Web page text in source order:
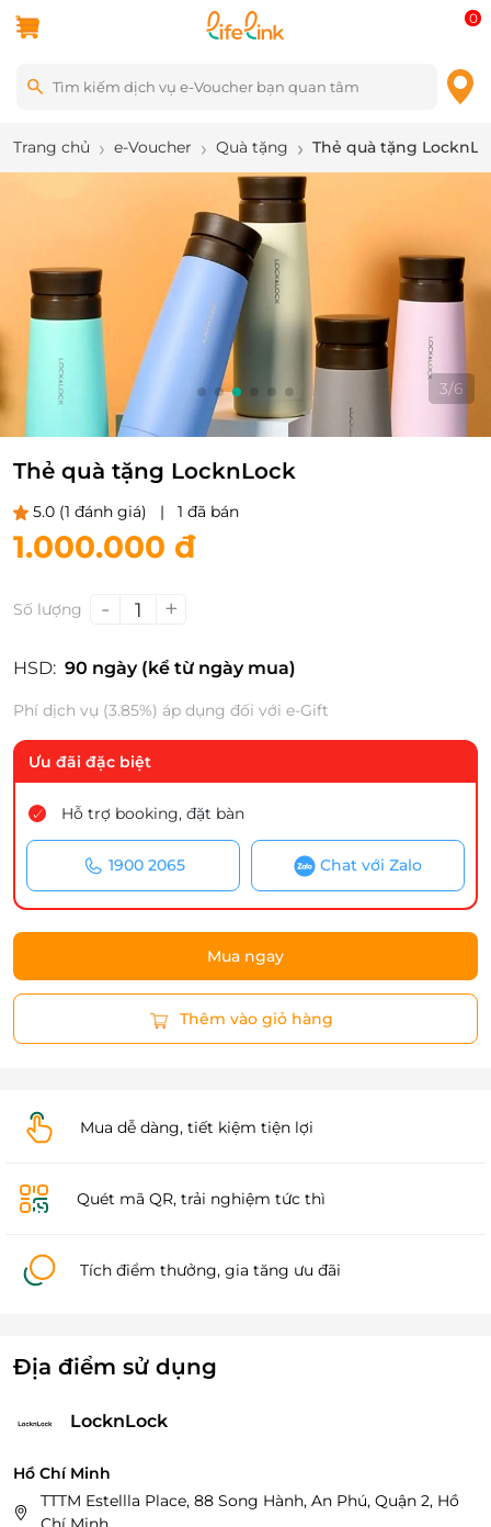
0
Trang chủ e-Voucher Quà tặng Thẻ quà tặng
3/6
Thẻ quà tặng LocknLock
5.0 (1 đánh giá) | 1 đã bán
1.000.000 đ
Số lượng - 1 +
HSD: 90 ngày (kể từ ngày mua)
Phí dịch vụ (3.85%) áp dụng đối với e-Gift
Ưu đãi đặc biệt
Hỗ trợ booking, đặt bàn
1900 2065 Chat với Zalo
Mua ngay
Thêm vào giỏ hàng
Mua dễ dàng, tiết kiệm tiện lợi
Quét mã QR, trải nghiệm tức thì
Tích điểm thưởng, gia tăng ưu đãi
Địa điểm sử dụng
LocknLock
Hồ Chí Minh
TTTM Estellla Place, 88 Song Hành, An Phú, Quận 2, Hồ